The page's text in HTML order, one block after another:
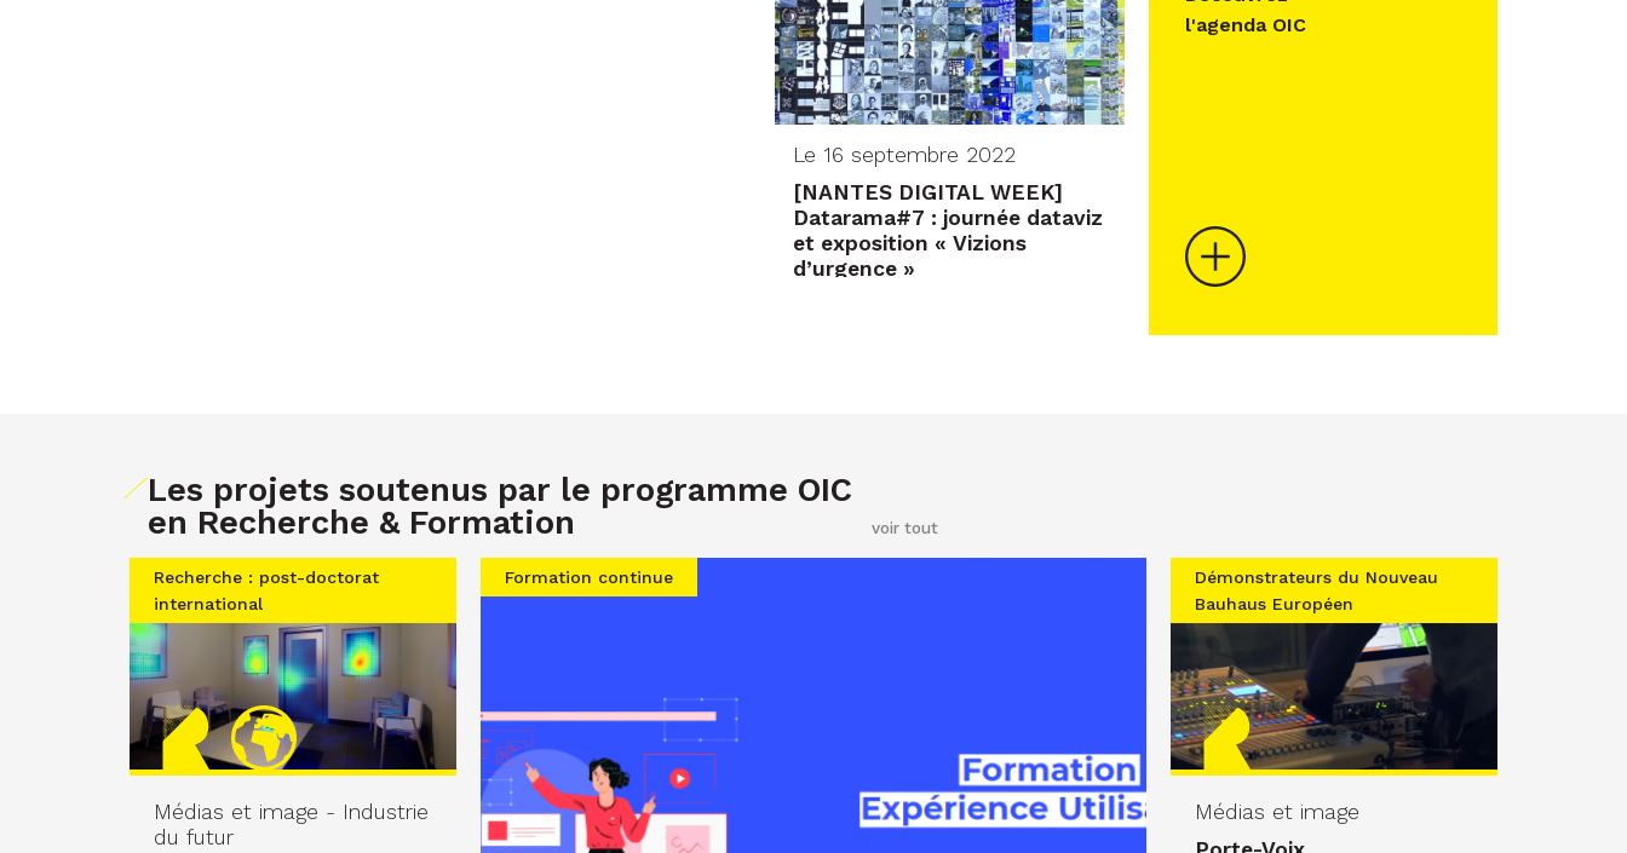
Le 16 septembre 2022
[NANTES DIGITAL WEEK]
Datarama#7 : journée dataviz
et exposition « Vizions
d’urgence »
l'agenda OIC
Les projets soutenus par le programme OIC
en Recherche & Formation
voir tout
Formation continue
Recherche : post-doctorat
international
Médias et image - Industrie
du futur
Démonstrateurs du Nouveau
Bauhaus Européen
Médias et image